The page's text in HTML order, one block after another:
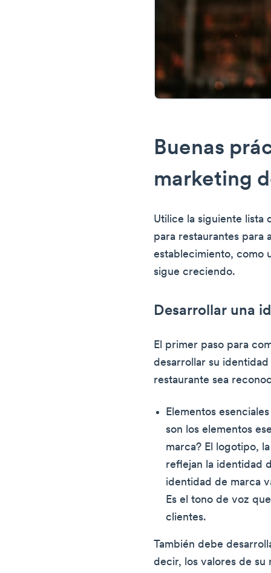
Buenas
marketing
Utilice la siguiente lista
para restaurantes para
establecimiento, como
sigue creciendo.
Desarrollar una
El primer paso para
desarrollar su
restaurante sea
Elementos
son los elementos
marca? El logotipo,
reflejan la identidad
identidad de marca
Es el tono de voz
clientes.
También debe
decir, los valores de su